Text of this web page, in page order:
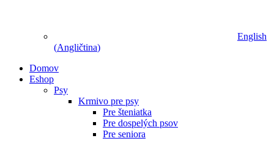
English
(Angličtina)
Domov
Eshop
Psy
Krmivo pre psy
Pre šteniatka
Pre dospelých psov
Pre seniora